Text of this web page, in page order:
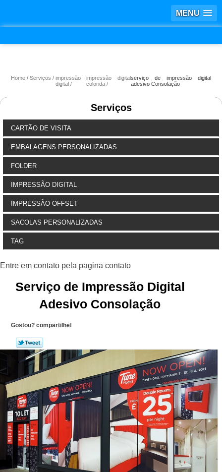
MENU
Home Serviços
impressão
digital
impressão digital
colorida
serviço de impressão digital
adesivo Consolação
Serviços
CARTÃO DE VISITA
EMBALAGENS PERSONALIZADAS
FOLDER
IMPRESSÃO DIGITAL
IMPRESSÃO OFFSET
SACOLAS PERSONALIZADAS
TAG
Serviço de Impressão Digital
Adesivo Consolação
Gostou? compartilhe!